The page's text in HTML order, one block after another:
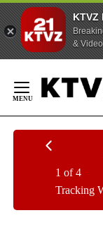
KTVZ
&
Content
Tracking
1 of 4